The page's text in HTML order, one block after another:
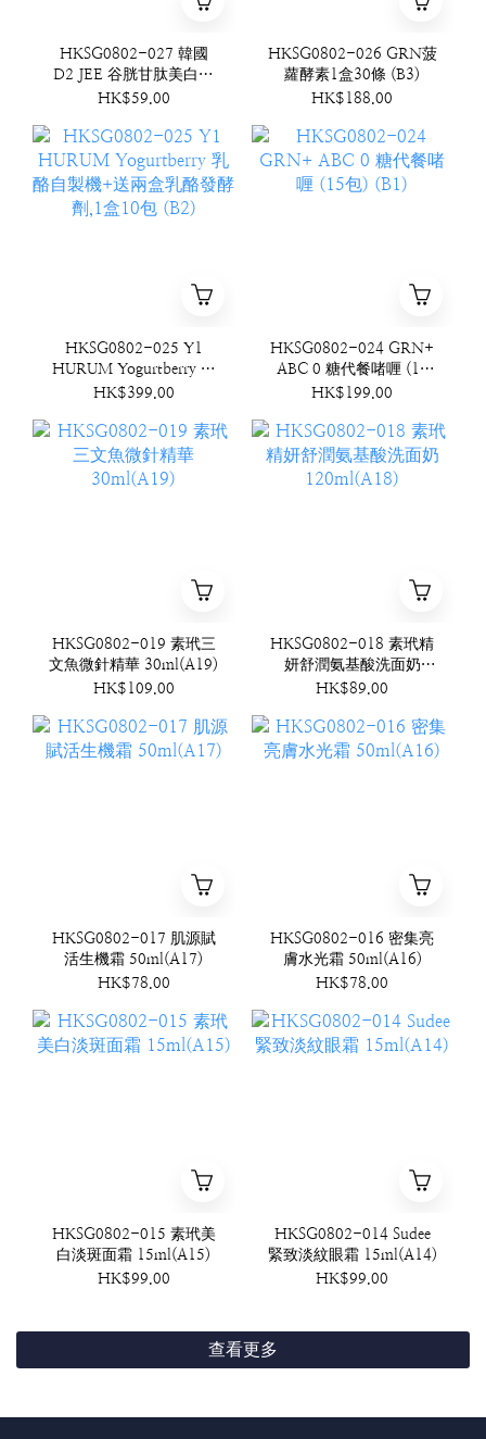
HKSG0802-027 韓國
D2 JEE 谷胱甘肽美白牙
膏 100g (B4)
HK$59.00
HKSG0802-026 GRN菠
蘿酵素1盒30條 (B3)
HK$188.00
HKSG0802-025 Y1
HURUM Yogurtberry 乳
酪自製機+送兩盒乳酪發
HK$399.00
HKSG0802-024 GRN+
ABC 0 糖代餐啫喱 (15
包) (B1)
HK$199.00
HKSG0802-019 素玳三
文魚微針精華 30ml(A19)
HK$109.00
HKSG0802-018 素玳精
妍舒潤氨基酸洗面奶
120ml(A18)
HK$89.00
HKSG0802-017 肌源賦
活生機霜 50ml(A17)
HK$78.00
HKSG0802-016 密集亮
膚水光霜 50ml(A16)
HK$78.00
HKSG0802-015 素玳美
白淡斑面霜 15ml(A15)
HK$99.00
HKSG0802-014 Sudee
緊致淡紋眼霜 15ml(A14)
HK$99.00
查看更多